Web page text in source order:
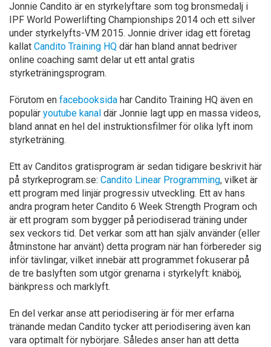
Jonnie Candito är en styrkelyftare som tog bronsmedalj i
IPF World Powerlifting Championships 2014 och ett silver
under styrkelyfts-VM 2015. Jonnie driver idag ett företag
kallat Candito Training HQ där han bland annat bedriver
online coaching samt delar ut ett antal gratis
styrketräningsprogram.
Förutom en facebooksida har Candito Training HQ även en
populär youtube kanal där Jonnie lagt upp en massa videos,
bland annat en hel del instruktionsfilmer för olika lyft inom
styrketräning.
Ett av Canditos gratisprogram är sedan tidigare beskrivit här
på styrkeprogram.se: Candito Linear Programming, vilket är
ett program med linjär progressiv utveckling. Ett av hans
andra program heter Candito 6 Week Strength Program och
är ett program som bygger på periodiserad träning under
sex veckors tid. Det verkar som att han själv använder (eller
åtminstone har använt) detta program när han förbereder sig
inför tävlingar, vilket innebär att programmet fokuserar på
de tre baslyften som utgör grenarna i styrkelyft: knäböj,
bänkpress och marklyft.
En del verkar anse att periodisering är för mer erfarna
tränande medan Candito tycker att periodisering även kan
vara optimalt för nybörjare. Således anser han att detta